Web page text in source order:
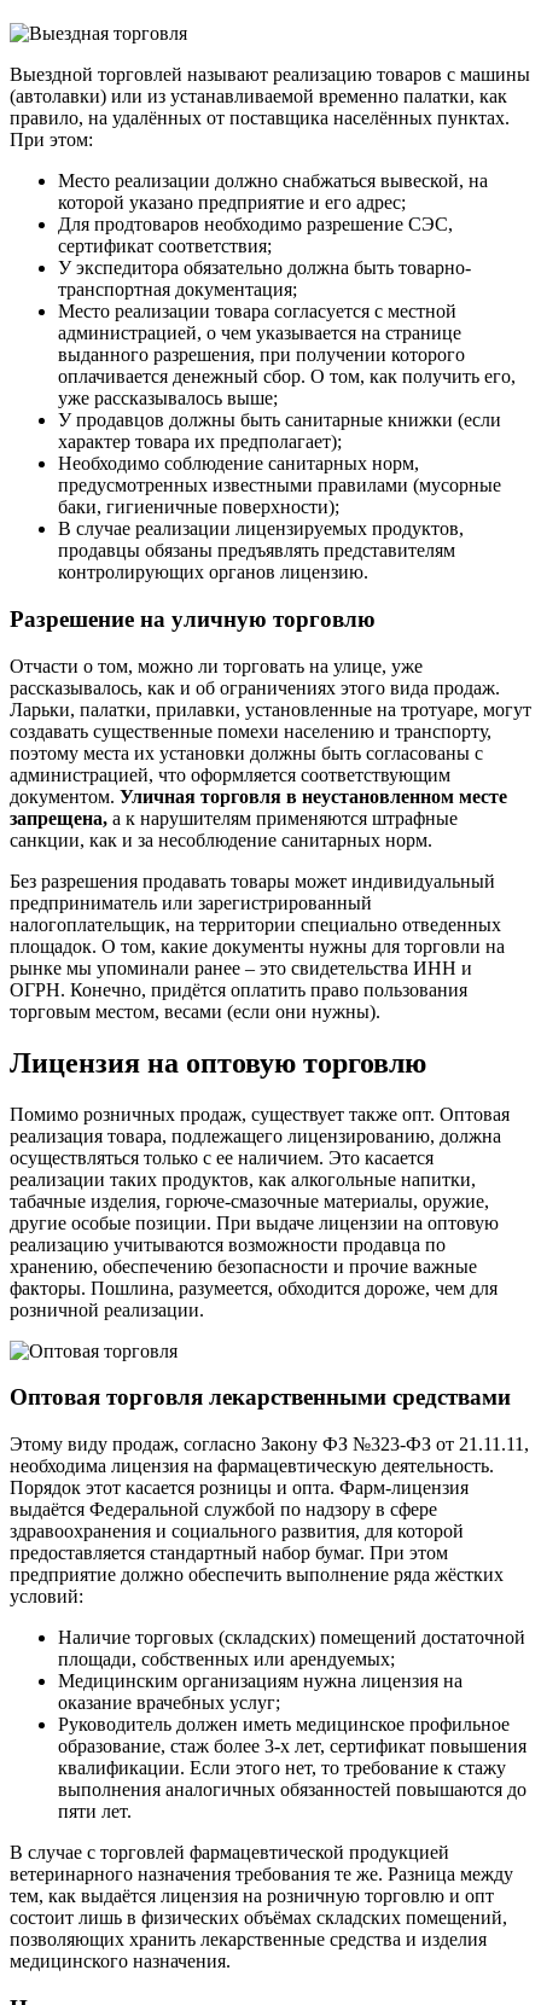
Выездной торговлей называют реализацию товаров с машины
(автолавки) или из устанавливаемой временно палатки, как
правило, на удалённых от поставщика населённых пунктах.
При этом:
Место реализации должно снабжаться вывеской, на
которой указано предприятие и его адрес;
Для продтоваров необходимо разрешение СЭС,
сертификат соответствия;
У экспедитора обязательно должна быть товарно-
транспортная документация;
Место реализации товара согласуется с местной
администрацией, о чем указывается на странице
выданного разрешения, при получении которого
оплачивается денежный сбор. О том, как получить его,
уже рассказывалось выше;
У продавцов должны быть санитарные книжки (если
характер товара их предполагает);
Необходимо соблюдение санитарных норм,
предусмотренных известными правилами (мусорные
баки, гигиеничные поверхности);
В случае реализации лицензируемых продуктов,
продавцы обязаны предъявлять представителям
контролирующих органов лицензию.
Разрешение на уличную торговлю
Отчасти о том, можно ли торговать на улице, уже
рассказывалось, как и об ограничениях этого вида продаж.
Ларьки, палатки, прилавки, установленные на тротуаре, могут
создавать существенные помехи населению и транспорту,
поэтому места их установки должны быть согласованы с
администрацией, что оформляется соответствующим
документом. Уличная торговля в неустановленном месте
запрещена, а к нарушителям применяются штрафные
санкции, как и за несоблюдение санитарных норм.
Без разрешения продавать товары может индивидуальный
предприниматель или зарегистрированный
налогоплательщик, на территории специально отведенных
площадок. О том, какие документы нужны для торговли на
рынке мы упоминали ранее – это свидетельства ИНН и
ОГРН. Конечно, придётся оплатить право пользования
торговым местом, весами (если они нужны).
Лицензия на оптовую торговлю
Помимо розничных продаж, существует также опт. Оптовая
реализация товара, подлежащего лицензированию, должна
осуществляться только с ее наличием. Это касается
реализации таких продуктов, как алкогольные напитки,
табачные изделия, горюче-смазочные материалы, оружие,
другие особые позиции. При выдаче лицензии на оптовую
реализацию учитываются возможности продавца по
хранению, обеспечению безопасности и прочие важные
факторы. Пошлина, разумеется, обходится дороже, чем для
розничной реализации.
Оптовая торговля лекарственными средствами
Этому виду продаж, согласно Закону ФЗ №323-ФЗ от 21.11.11,
необходима лицензия на фармацевтическую деятельность.
Порядок этот касается розницы и опта. Фарм-лицензия
выдаётся Федеральной службой по надзору в сфере
здравоохранения и социального развития, для которой
предоставляется стандартный набор бумаг. При этом
предприятие должно обеспечить выполнение ряда жёстких
условий:
Наличие торговых (складских) помещений достаточной
площади, собственных или арендуемых;
Медицинским организациям нужна лицензия на
оказание врачебных услуг;
Руководитель должен иметь медицинское профильное
образование, стаж более 3-х лет, сертификат повышения
квалификации. Если этого нет, то требование к стажу
выполнения аналогичных обязанностей повышаются до
пяти лет.
В случае с торговлей фармацевтической продукцией
ветеринарного назначения требования те же. Разница между
тем, как выдаётся лицензия на розничную торговлю и опт
состоит лишь в физических объёмах складских помещений,
позволяющих хранить лекарственные средства и изделия
медицинского назначения.